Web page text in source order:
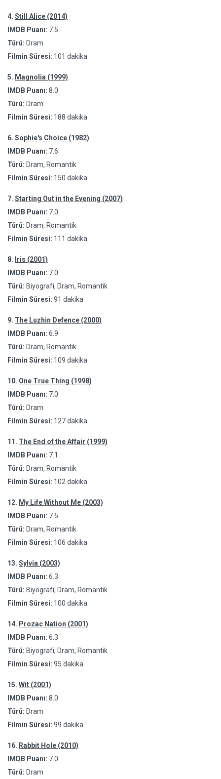
4. Still Alice (2014)
IMDB Puanı: 7.5
Türü: Dram
Filmin Süresi: 101 dakika
5. Magnolia (1999)
IMDB Puanı: 8.0
Türü: Dram
Filmin Süresi: 188 dakika
6. Sophie's Choice (1982)
IMDB Puanı: 7.6
Türü: Dram, Romantik
Filmin Süresi: 150 dakika
7. Starting Out in the Evening (2007)
IMDB Puanı: 7.0
Türü: Dram, Romantik
Filmin Süresi: 111 dakika
8. Iris (2001)
IMDB Puanı: 7.0
Türü: Biyografi, Dram, Romantik
Filmin Süresi: 91 dakika
9. The Luzhin Defence (2000)
IMDB Puanı: 6.9
Türü: Dram, Romantik
Filmin Süresi: 109 dakika
10. One True Thing (1998)
IMDB Puanı: 7.0
Türü: Dram
Filmin Süresi: 127 dakika
11. The End of the Affair (1999)
IMDB Puanı: 7.1
Türü: Dram, Romantik
Filmin Süresi: 102 dakika
12. My Life Without Me (2003)
IMDB Puanı: 7.5
Türü: Dram, Romantik
Filmin Süresi: 106 dakika
13. Sylvia (2003)
IMDB Puanı: 6.3
Türü: Biyografi, Dram, Romantik
Filmin Süresi: 100 dakika
14. Prozac Nation (2001)
IMDB Puanı: 6.3
Türü: Biyografi, Dram, Romantik
Filmin Süresi: 95 dakika
15. Wit (2001)
IMDB Puanı: 8.0
Türü: Dram
Filmin Süresi: 99 dakika
16. Rabbit Hole (2010)
IMDB Puanı: 7.0
Türü: Dram